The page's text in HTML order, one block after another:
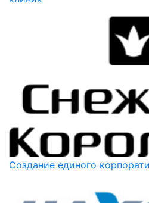
Создание единого